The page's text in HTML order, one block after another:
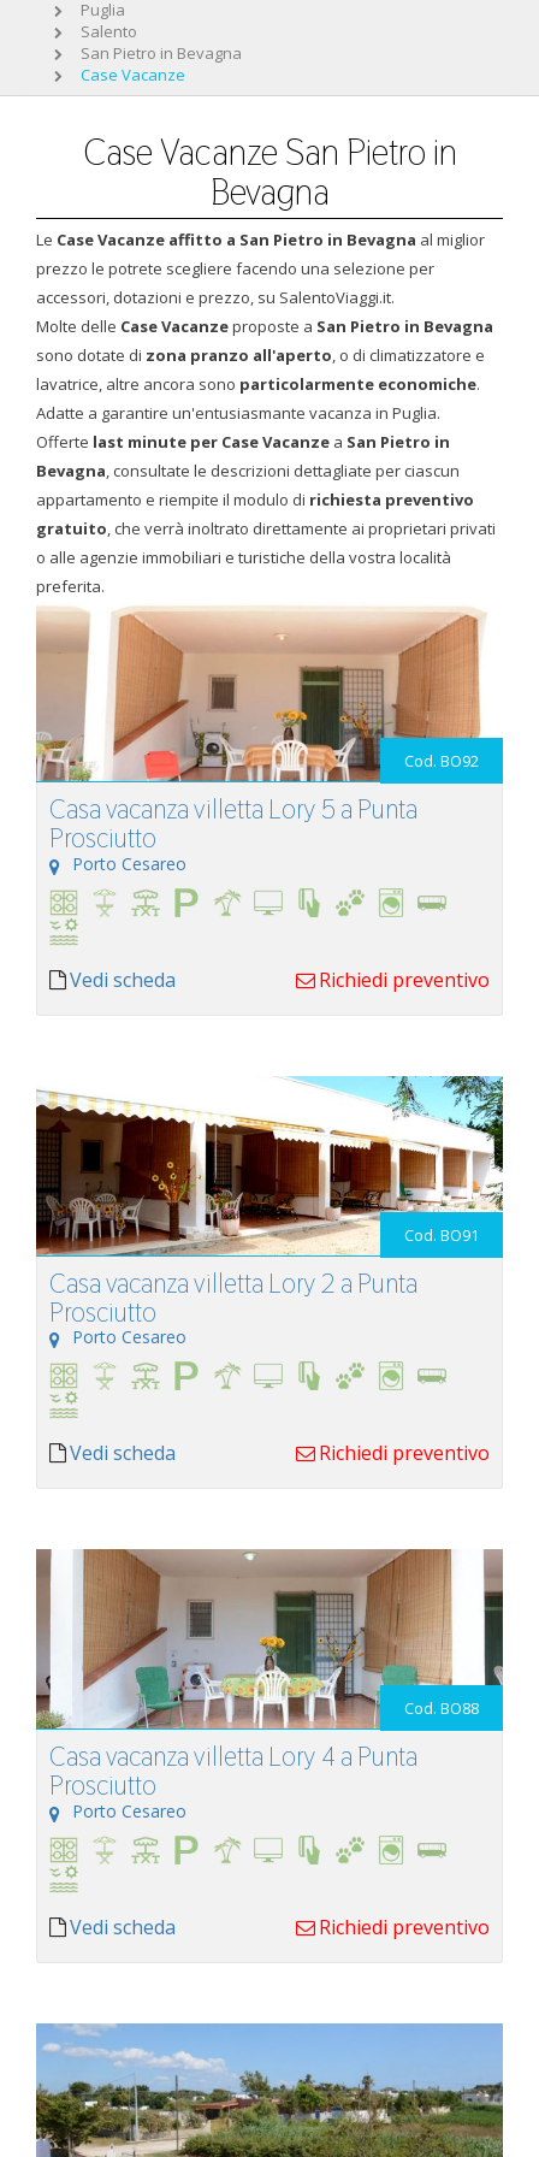
Puglia
Salento
San Pietro in Bevagna
Case Vacanze
Case Vacanze San Pietro in
Bevagna
Le Case Vacanze affitto a San Pietro in Bevagna al miglior
prezzo le potrete scegliere facendo una selezione per
accessori, dotazioni e prezzo, su SalentoViaggi.it.
Molte delle Case Vacanzeproposte a San Pietro in Bevagna
sono dotate di zona pranzo all'aperto, o di climatizzatore e
lavatrice, altre ancora sono particolarmente economiche.
Adatte a garantire un'entusiasmante vacanza in Puglia.
Offerte last minute per Case Vacanze a San Pietro in
Bevagna, consultate le descrizioni dettagliate per ciascun
appartamento e riempite il modulo di richiesta preventivo
gratuito, che verrà inoltrato direttamente ai proprietari privati
o alle agenzie immobiliari e turistiche della vostra località
preferita.
Cod. BO92
Casa vacanza villetta Lory 5 a Punta
Prosciutto
Porto Cesareo
Vedi scheda Richiedi preventivo
Cod. BO91
Casa vacanza villetta Lory 2 a Punta
Prosciutto
Porto Cesareo
Vedi scheda Richiedi preventivo
Cod. BO88
Casa vacanza villetta Lory 4 a Punta
Prosciutto
Porto Cesareo
Vedi scheda Richiedi preventivo